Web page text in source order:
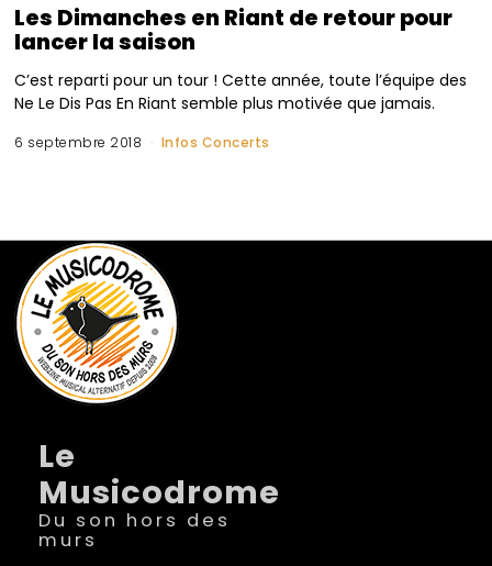
Les Dimanches en Riant de retour pour
lancer la saison
C’est reparti pour un tour ! Cette année, toute l’équipe des
Ne Le Dis Pas En Riant semble plus motivée que jamais.
6 septembre 2018 Infos Concerts
Le
Musicodrome
Du son hors des
murs